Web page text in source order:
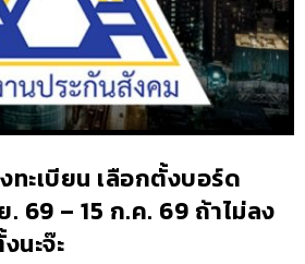
ทะเบียน เลือกตั้งบอร์ด
. 69 – 15 ก.ค. 69 ถ้าไม่ลง
นะจ๊ะ